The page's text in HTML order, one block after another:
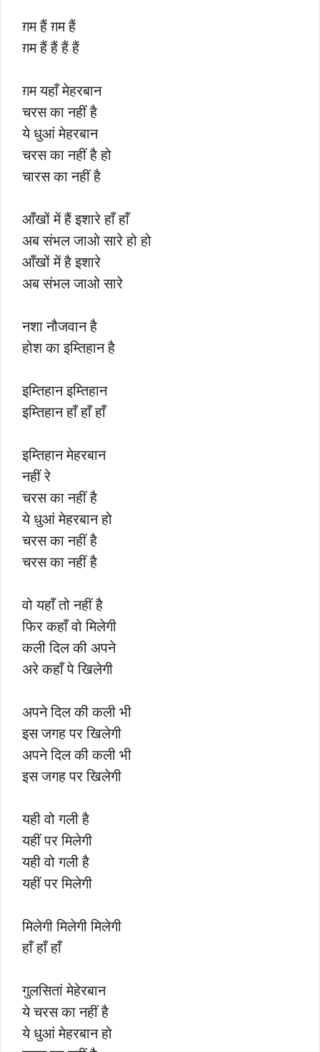
ग़म हैं ग़म हैं
ग़म हैं हैं हैं हैं
ग़म यहाँ मेहरबान
चरस का नहीं है
ये धुआं मेहरबान
चरस का नहीं है हो
चारस का नहीं है
आँखों में हैं इशारे हाँ हाँ
अब संभल जाओ सारे हो हो
आँखों में है इशारे
अब संभल जाओ सारे
नशा नौजवान है
होश का इम्तिहान है
इम्तिहान इम्तिहान
इम्तिहान हाँ हाँ हाँ
इम्तिहान मेहरबान
नहीं रे
चरस का नहीं है
ये धुआं मेहरबान हो
चरस का नहीं है
चरस का नहीं है
वो यहाँ तो नहीं है
फिर कहाँ वो मिलेगी
कली दिल की अपने
अरे कहाँ पे खिलेगी
अपने दिल की कली भी
इस जगह पर खिलेगी
अपने दिल की कली भी
इस जगह पर खिलेगी
यही वो गली है
यहीं पर मिलेगी
यही वो गली है
यहीं पर मिलेगी
मिलेगी मिलेगी मिलेगी
हाँ हाँ हाँ
गुलसितां मेहेरबान
ये चरस का नहीं है
ये धुआं मेहरबान हो